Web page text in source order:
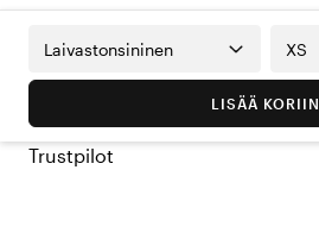
Laivastonsininen XS
LISÄÄ KORIIN
Trustpilot